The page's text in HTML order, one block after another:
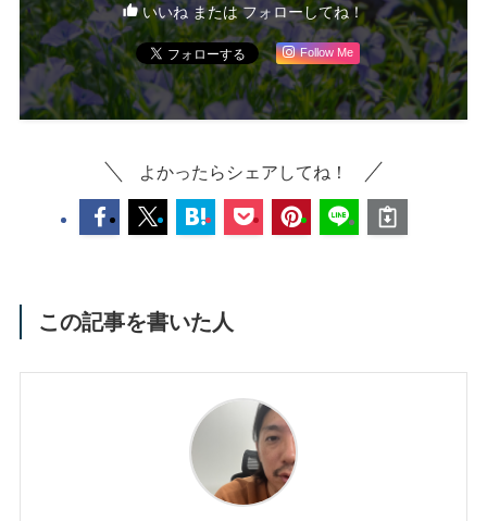
いいね または フォローしてね！
Follow Me
よかったらシェアしてね！
この記事を書いた人